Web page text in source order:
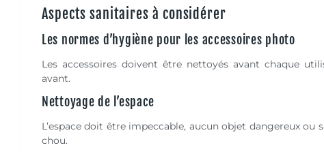
Aspects sanitaires à considérer
Les normes d’hygiène pour les accessoires photo
Les accessoires doivent être nettoyés avant chaque
avant.
Nettoyage de l’espace
L’espace doit être impeccable, aucun objet dangereux
chou.